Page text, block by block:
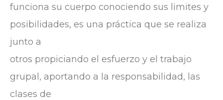
funciona su cuerpo conociendo sus limites y
posibilidades, es una práctica que se realiza
junto a
otros propiciando el esfuerzo y el trabajo
grupal, aportando a la responsabilidad, las
clases de